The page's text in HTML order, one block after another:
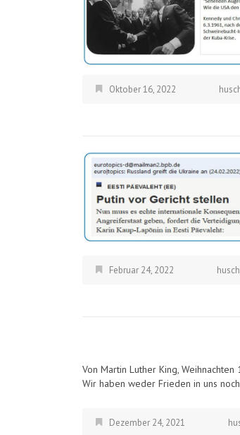
Oktober 16, 2022
Februar 24, 2022
Von Martin Luther King,
Wir haben weder Frieden in uns
Dezember 24, 2021